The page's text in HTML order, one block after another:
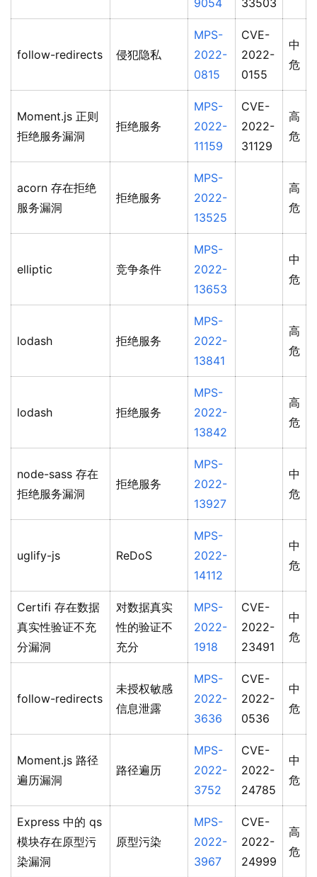
9054
33503
follow-redirects 侵犯隐私
MPS-
2022-
0815
CVE-
2022-
0155
中
危
Moment.js 正则
拒绝服务漏洞
拒绝服务
MPS-
2022-
11159
CVE-
2022-
31129
高
危
acorn 存在拒绝
服务漏洞
拒绝服务
MPS-
2022-
13525
高
危
elliptic 竞争条件
MPS-
2022-
13653
中
危
lodash 拒绝服务
MPS-
2022-
13841
高
危
lodash 拒绝服务
MPS-
2022-
13842
高
危
node-sass 存在
拒绝服务漏洞
拒绝服务
MPS-
2022-
13927
中
危
uglify-js ReDoS
MPS-
2022-
14112
中
危
Certifi 存在数据
真实性验证不充
分漏洞
对数据真实
性的验证不
充分
MPS-
2022-
1918
CVE-
2022-
23491
中
危
follow-redirects
未授权敏感
信息泄露
MPS-
2022-
3636
CVE-
2022-
0536
中
危
Moment.js 路径
遍历漏洞
路径遍历
MPS-
2022-
3752
CVE-
2022-
24785
中
危
Express 中的 qs
模块存在原型污
染漏洞
原型污染
MPS-
2022-
3967
CVE-
2022-
24999
高
危